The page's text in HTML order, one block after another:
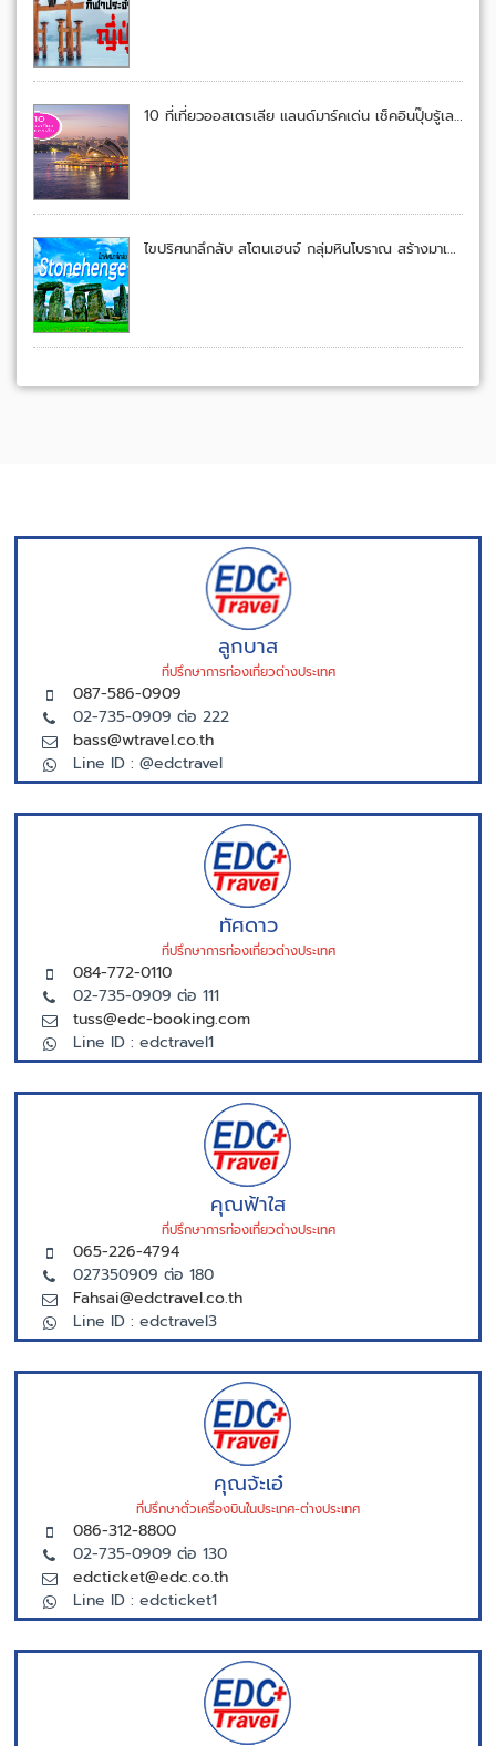
10 ที่เที่ยวออสเตรเลีย แลนด์มาร์คเด่น เช็คอินปุ๊บรู้เลยอยู่เมืองจิงโจ้
ไขปริศนาลึกลับ สโตนเฮนจ์ กลุ่มหินโบราณ สร้างมาเพื่ออะไร?
ลูกบาส
ที่ปรึกษาการท่องเที่ยวต่างประเทศ
087-586-0909
02-735-0909 ต่อ 222
bass@wtravel.co.th
Line ID : @edctravel
ทัศดาว
ที่ปรึกษาการท่องเที่ยวต่างประเทศ
084-772-0110
02-735-0909 ต่อ 111
tuss@edc-booking.com
Line ID : edctravel1
คุณฟ้าใส
ที่ปรึกษาการท่องเที่ยวต่างประเทศ
065-226-4794
027350909 ต่อ 180
Fahsai@edctravel.co.th
Line ID : edctravel3
คุณจ้ะเอ๋
ที่ปรึกษาตั่วเครื่องบินในประเทศ-ต่างประเทศ
086-312-8800
02-735-0909 ต่อ 130
edcticket@edc.co.th
Line ID : edcticket1